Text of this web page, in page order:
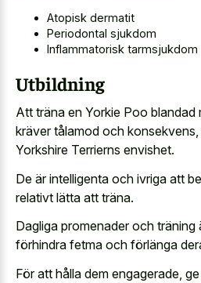
Atopisk dermatit
Periodontal sjukdom
Inflammatorisk tarmsjukdom
Utbildning
Att träna en Yorkie Poo blandad
kräver tålamod och
Yorkshire Terrierns envishet.
De är intelligenta och ivriga att
relativt lätta att träna.
Dagliga promenader och
förhindra fetma och förlänga
För att hålla dem engagerade,